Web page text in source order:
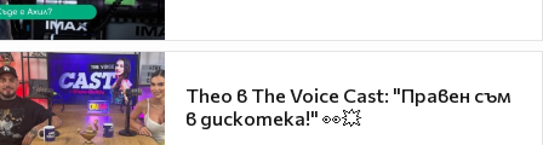
Theo в The Voice Cast: "Правен съм
в дискотека!" 👀💥